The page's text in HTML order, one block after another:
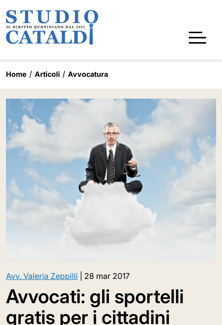
Home Articoli Avvocatura
Avv. Valeria Zeppilli 28 mar 2017
Avvocati: gli sportelli
gratis per i cittadini